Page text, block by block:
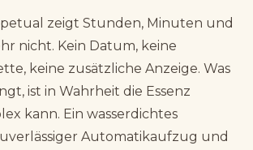
zeigt Stunden, Minuten und
nicht. Kein Datum, keine
keine zusätzliche Anzeige. Was
ist in Wahrheit die Essenz
kann. Ein wasserdichtes
Automatikaufzug und